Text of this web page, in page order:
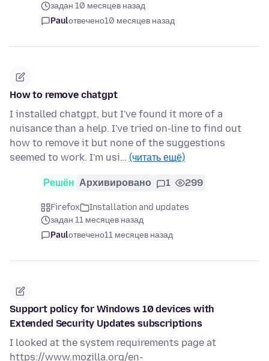
задан 10 месяцев назад
Paulотвечено10 месяцев назад
How to remove chatgpt
I installed chatgpt, but I've found it more of a
nuisance than a help. I've tried on-line to find out
how to remove it but none of the suggestions
seemed to work. I'm usi… (читать ещё)
Решён Архивировано 1 299
Firefox
Installation and updates
задан 11 месяцев назад
Paulотвечено11 месяцев назад
Support policy for Windows 10 devices with
Extended Security Updates subscriptions
I looked at the system requirements page at
https://www.mozilla.org/en-